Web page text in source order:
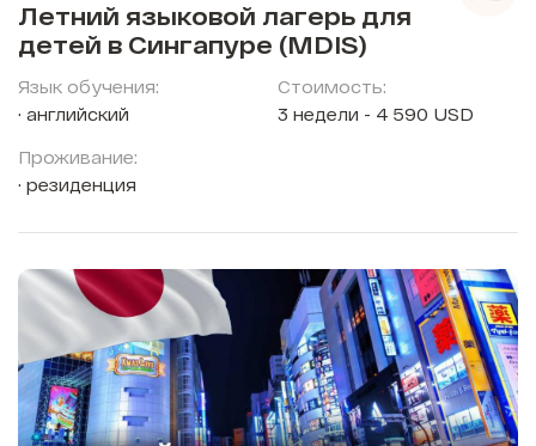
Летний языковой лагерь для
детей в Сингапуре (MDIS)
Язык обучения:
английский
Проживание:
резиденция
Стоимость:
3 недели - 4 590 USD